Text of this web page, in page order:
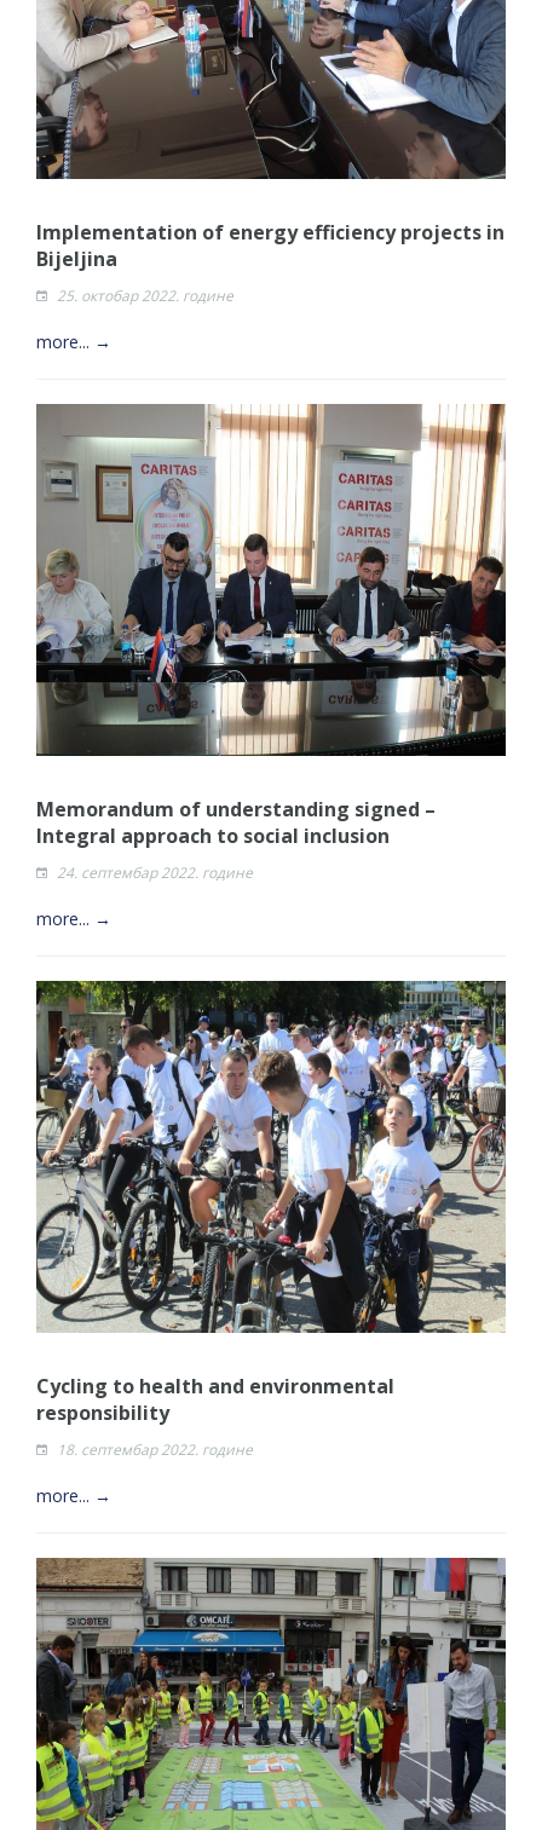
Implementation of energy efficiency projects in
Bijeljina
25. октобар 2022. године
more... →
Memorandum of understanding signed –
Integral approach to social inclusion
24. септембар 2022. године
more... →
Cycling to health and environmental
responsibility
18. септембар 2022. године
more... →